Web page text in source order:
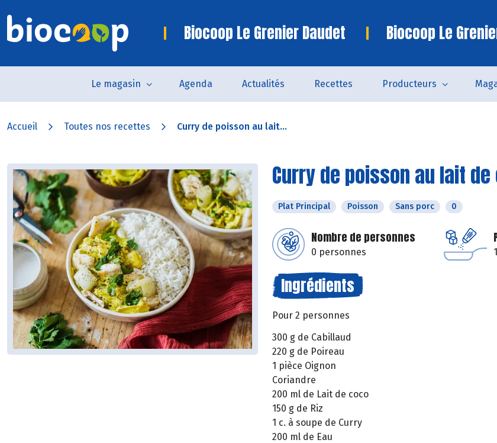
Biocoop Le Grenier Daudet Biocoop Le
Le magasin Agenda Actualités Recettes Producteurs
Accueil Toutes nos recettes Curry de poisson au lait...
Curry de poisson au lait
Plat Principal Poisson Sans porc 0
Nombre de personnes
0 personnes
Ingrédients
Pour 2 personnes
300 g de Cabillaud
220 g de Poireau
1 pièce Oignon
Coriandre
200 ml de Lait de coco
150 g de Riz
1 c. à soupe de Curry
200 ml de Eau